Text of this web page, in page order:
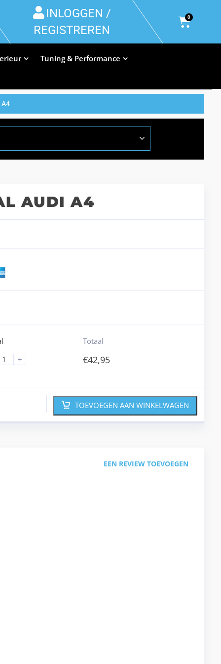
INLOGGEN /
REGISTREREN
0
Tuning & Performance
AUDI A4
+
Totaal
€42,95
TOEVOEGEN AAN WINKELWAGEN
EEN REVIEW TOEVOEGEN